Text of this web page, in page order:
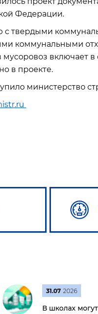
Федерации.
твердыми
коммунальными
мусоровоз включает
в проекте.
министерство
31.07 2026
В школах